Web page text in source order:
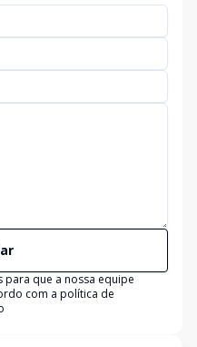
que a nossa equipe
com a política de